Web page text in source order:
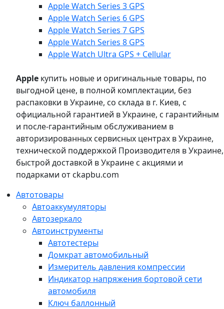
Apple Watch Series 3 GPS
Apple Watch Series 6 GPS
Apple Watch Series 7 GPS
Apple Watch Series 8 GPS
Apple Watch Ultra GPS + Cellular
Apple купить новые и оригинальные товары, по
выгодной цене, в полной комплектации, без
распаковки в Украине, со склада в г. Киев, с
официальной гарантией в Украине, с гарантийным
и после-гарантийным обслуживанием в
авторизированных сервисных центрах в Украине,
технической поддержкой Производителя в Украине,
быстрой доставкой в Украине с акциями и
подарками от ckapbu.com
Автотовары
Автоаккумуляторы
Автозеркало
Автоинструменты
Автотестеры
Домкрат автомобильный
Измеритель давления компрессии
Индикатор напряжения бортовой сети
автомобиля
Ключ баллонный